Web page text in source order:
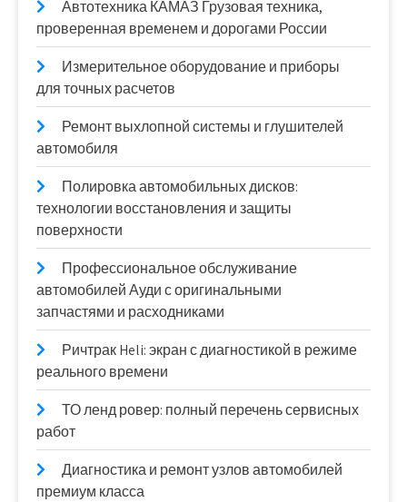
Автотехника КАМАЗ Грузовая техника,
проверенная временем и дорогами России
Измерительное оборудование и приборы
для точных расчетов
Ремонт выхлопной системы и глушителей
автомобиля
Полировка автомобильных дисков:
технологии восстановления и защиты
поверхности
Профессиональное обслуживание
автомобилей Ауди с оригинальными
запчастями и расходниками
Ричтрак Heli: экран с диагностикой в режиме
реального времени
ТО ленд ровер: полный перечень сервисных
работ
Диагностика и ремонт узлов автомобилей
премиум класса